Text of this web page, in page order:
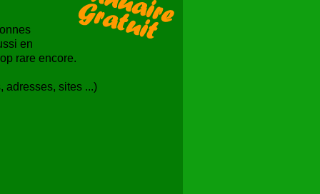
en
rare encore.
adresses, sites ...)